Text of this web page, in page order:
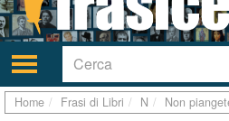
Attiva/disattiva
navigazione
Home Frasi di Libri N Non